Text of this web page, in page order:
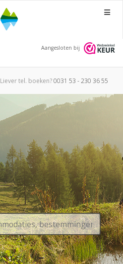
Menu
Aangesloten bij
Liever tel. boeken?0031 53 - 230 36 55